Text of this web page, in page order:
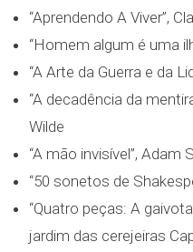
“Aprendendo A Viver”,
“Homem algum é uma
“A Arte da Guerra e da
“A decadência da
Wilde
“A mão invisível”, Adam
“50 sonetos de
“Quatro peças: A
jardim das cerejeiras